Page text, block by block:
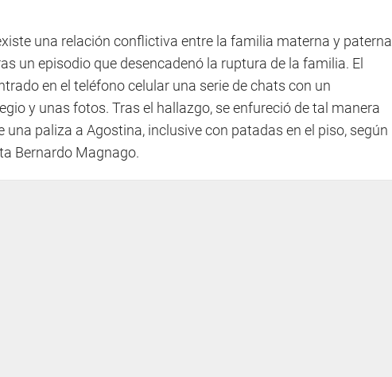
una relación conflictiva entre la familia materna y paterna
un episodio que desencadenó la ruptura de la familia. El
en el teléfono celular una serie de chats con un
y unas fotos. Tras el hallazgo, se enfureció de tal manera
una paliza a Agostina, inclusive con patadas en el piso, según
Bernardo Magnago.